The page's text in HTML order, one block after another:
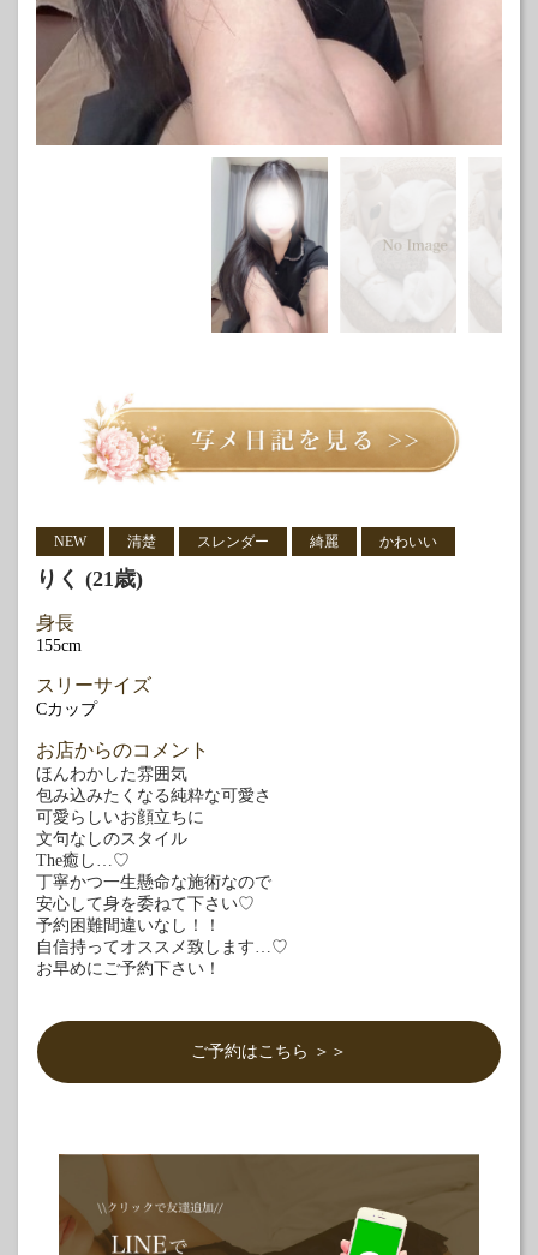
NEW 清楚 スレンダー 綺麗 かわいい
りく (21歳)
身長
155cm
スリーサイズ
Cカップ
お店からのコメント
ほんわかした雰囲気
包み込みたくなる純粋な可愛さ
可愛らしいお顔立ちに
文句なしのスタイル
The癒し…♡
丁寧かつ一生懸命な施術なので
安心して身を委ねて下さい♡
予約困難間違いなし！！
自信持ってオススメ致します…♡
お早めにご予約下さい！
ご予約はこちら ＞＞